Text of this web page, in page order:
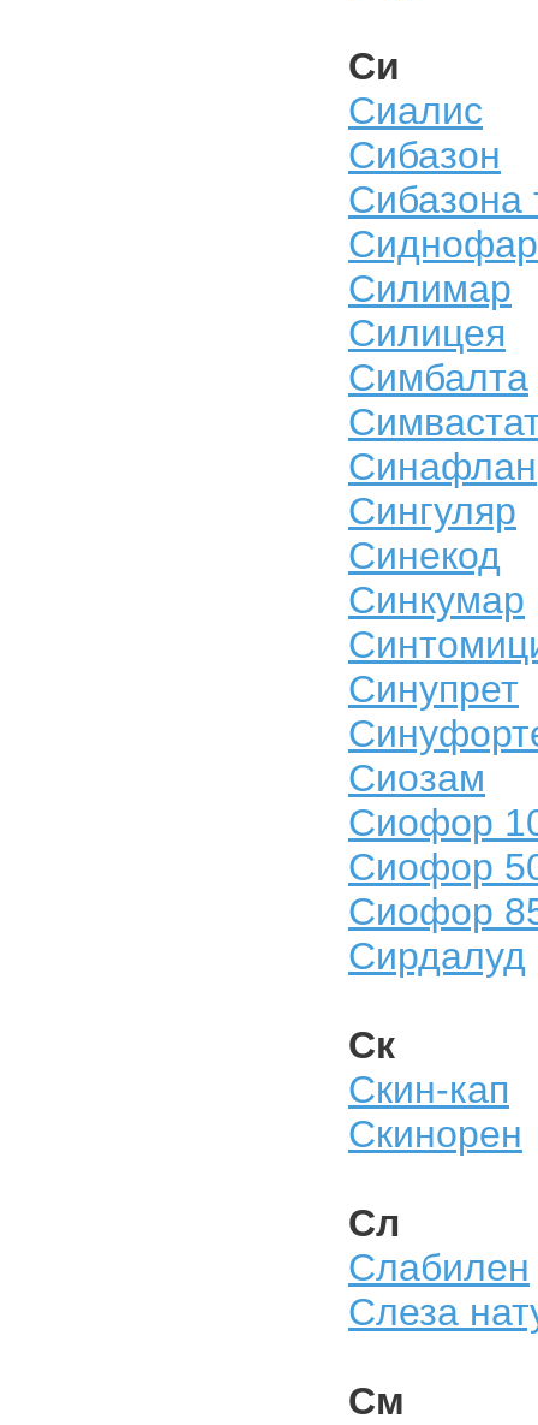
Си
Сиалис
Сибазон
Сибазона
Силимар
Силицея
Симбалта
Синафлан
Сингуляр
Синекод
Синкумар
Синупрет
Сиозам
Сиофор
Сиофор
Сиофор
Сирдалуд
Ск
Скин-кап
Скинорен
Сл
Слабилен
Слеза
См